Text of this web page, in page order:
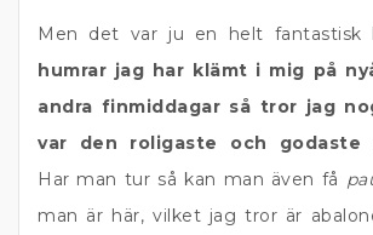
Men det var ju en helt fantastisk
humrar jag har klämt i mig på
andra finmiddagar så tror jag
var den roligaste och godaste
Har man tur så kan man även få
man är här, vilket jag tror är